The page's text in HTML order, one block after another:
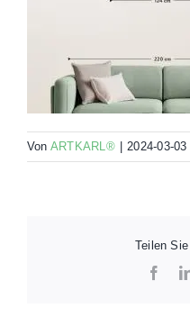
Von ARTKARL® 2024-03-03
Teilen